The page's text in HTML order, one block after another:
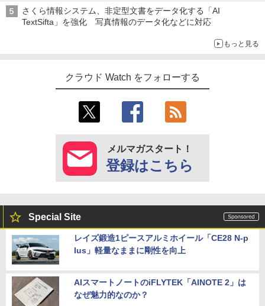
さくら情報システム、非定型文書をデータ化する「AI
TextSifta」を強化 写真情報のデータ化などに対応
もっと見る
クラウド Watch をフォローする
メルマガスタート！
登録はこちら
Special Site
レイズ鍛造1ピースアルミホイール「CE28 N-p
lus」軽量なままに剛性を向上
AIスマートノートのiFLYTEK「AINOTE 2」は
なぜ魅力的なのか？